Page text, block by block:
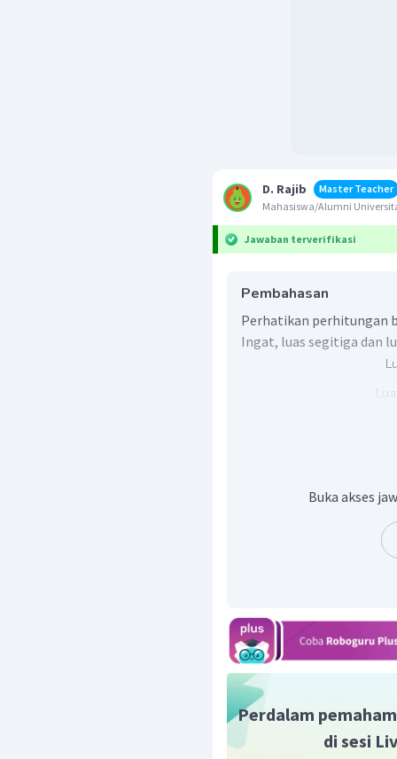
D. Rajib
Master Teacher
Mahasiswa/Alumni
Jawaban terverifikasi
Pembahasan
Perhatikan perhitungan
Ingat, luas segitiga dan
Buka akses
Perdalam
di sesi